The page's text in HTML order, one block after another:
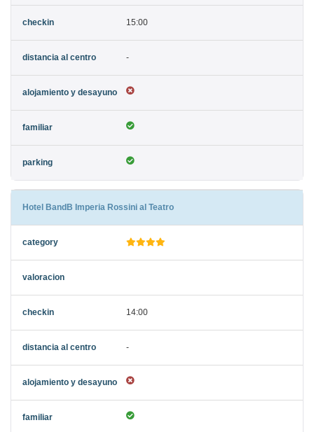
15:00
-
Hotel BandB Imperia Rossini al Teatro
14:00
-